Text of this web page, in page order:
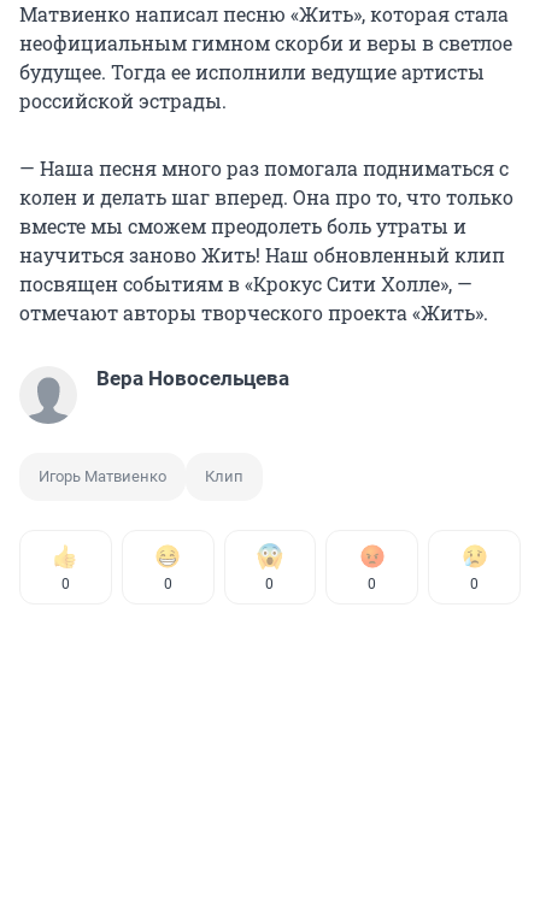
Матвиенко написал песню «Жить», которая стала
неофициальным гимном скорби и веры в светлое
будущее. Тогда ее исполнили ведущие артисты
российской эстрады.
— Наша песня много раз помогала подниматься с
колен и делать шаг вперед. Она про то, что только
вместе мы сможем преодолеть боль утраты и
научиться заново Жить! Наш обновленный клип
посвящен событиям в «Крокус Сити Холле», —
отмечают авторы творческого проекта «Жить».
Вера Новосельцева
Игорь Матвиенко Клип
0 0 0 0 0